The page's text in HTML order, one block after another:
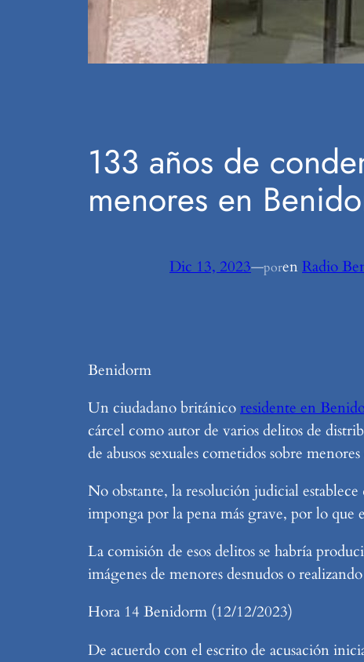
133 años de
menores en
Dic 13, 2023—poren Radio
Benidorm
Un ciudadano británico residente en
cárcel como autor de varios delitos de
de abusos sexuales cometidos sobre
No obstante, la resolución judicial
imponga por la pena más grave, por lo que
La comisión de esos delitos se habría
imágenes de menores desnudos o
Hora 14 Benidorm (12/12/2023)
De acuerdo con el escrito de acusación